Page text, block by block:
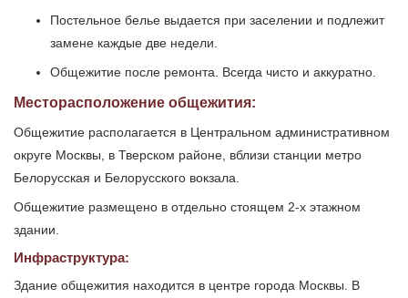
Постельное белье выдается при заселении и подлежит
замене каждые две недели.
Общежитие после ремонта. Всегда чисто и аккуратно.
Месторасположение общежития:
Общежитие располагается в Центральном административном
округе Москвы, в Тверском районе, вблизи станции метро
Белорусская и Белорусского вокзала.
Общежитие размещено в отдельно стоящем 2-х этажном
здании.
Инфраструктура:
Здание общежития находится в центре города Москвы. В